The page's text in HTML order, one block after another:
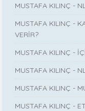
MUSTAFA KILINÇ -
MUSTAFA KILINÇ -
VERİR?
MUSTAFA KILINÇ -
MUSTAFA KILINÇ -
MUSTAFA KILINÇ -
MUSTAFA KILINÇ -